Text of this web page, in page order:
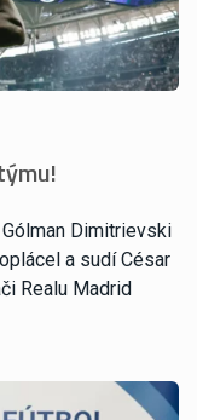
Dimitrievski
a sudí César
Realu Madrid